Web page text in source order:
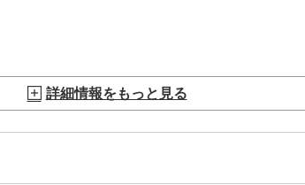
詳細情報をもっと見る